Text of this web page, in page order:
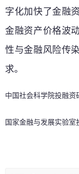
字化加快了金融
金融资产价格波
性与金融风险传
求。
中国社会科学院投融
国家金融与发展实验